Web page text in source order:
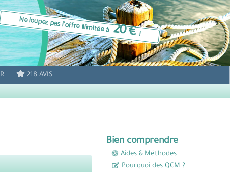
Ne loupez pas l'offre illimitée à20 € !
218 AVIS
Bien comprendre
Aides & Méthodes
Pourquoi des QCM ?